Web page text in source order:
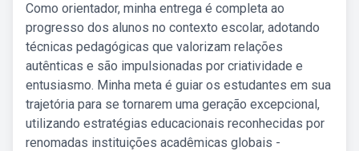
Como orientador, minha entrega é completa ao
progresso dos alunos no contexto escolar, adotando
técnicas pedagógicas que valorizam relações
autênticas e são impulsionadas por criatividade e
entusiasmo. Minha meta é guiar os estudantes em sua
trajetória para se tornarem uma geração excepcional,
utilizando estratégias educacionais reconhecidas por
renomadas instituições acadêmicas globais -